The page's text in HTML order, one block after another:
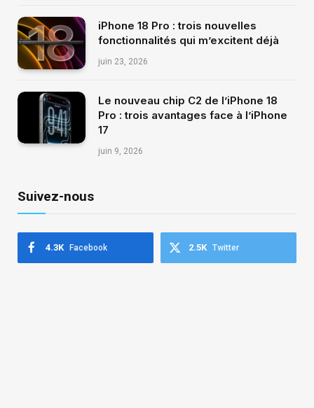
iPhone 18 Pro : trois nouvelles
fonctionnalités qui m’excitent déjà
juin 23, 2026
Le nouveau chip C2 de l’iPhone 18
Pro : trois avantages face à l’iPhone
17
juin 9, 2026
Suivez-nous
Facebook
4.3K Twitter
2.5K